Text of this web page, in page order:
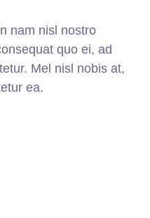
nam nisl nostro
quo ei, ad
Mel nisl nobis at,
ea.